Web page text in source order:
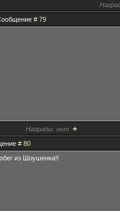
# 79
Награды: нет +
# 80
из Шоушенка!!